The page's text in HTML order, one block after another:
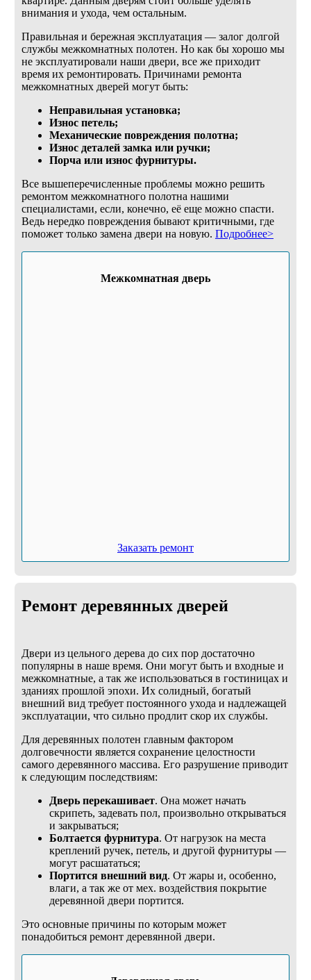
внимания и ухода, чем остальным.
Правильная и бережная эксплуатация — залог долгой
службы межкомнатных полотен. Но как бы хорошо мы
не эксплуатировали наши двери, все же приходит
время их ремонтировать. Причинами ремонта
межкомнатных дверей могут быть:
Неправильная установка;
Износ петель;
Механические повреждения полотна;
Износ деталей замка или ручки;
Порча или износ фурнитуры.
Все вышеперечисленные проблемы можно решить
ремонтом межкомнатного полотна нашими
специалистами, если, конечно, её еще можно спасти.
Ведь нередко повреждения бывают критичными, где
поможет только замена двери на новую. Подробнее>
Межкомнатная дверь
Заказать ремонт
Ремонт деревянных дверей
Двери из цельного дерева до сих пор достаточно
популярны в наше время. Они могут быть и входные и
межкомнатные, а так же использоваться в гостиницах и
зданиях прошлой эпохи. Их солидный, богатый
внешний вид требует постоянного ухода и надлежащей
эксплуатации, что сильно продлит скор их службы.
Для деревянных полотен главным фактором
долговечности является сохранение целостности
самого деревянного массива. Его разрушение приводит
к следующим последствиям:
Дверь перекашивает. Она может начать
скрипеть, задевать пол, произвольно открываться
и закрываться;
Болтается фурнитура. От нагрузок на места
креплений ручек, петель, и другой фурнитуры —
могут расшататься;
Портится внешний вид. От жары и, особенно,
влаги, а так же от мех. воздействия покрытие
деревянной двери портится.
Это основные причины по которым может
понадобиться ремонт деревянной двери.